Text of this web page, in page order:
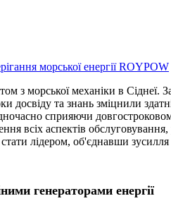
морської енергії ROYPOW
з морської механіки в
досвіду та знань зміцнили
сприяючи
всіх аспектів
лідером, об'єднавши
генераторами енергії